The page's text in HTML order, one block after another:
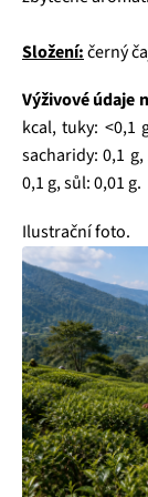
Složení:černý
Výživové údaje
kcal, tuky: <0,1
sacharidy: 0,1
0,1 g, sůl: 0,01 g.
Ilustrační foto.